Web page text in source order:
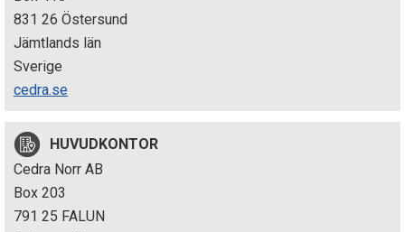
t
i
o
n
e
n
831 26 Östersund
Jämtlands län
Sverige
cedra.se
HUVUDKONTOR
Cedra Norr AB
Box 203
791 25 FALUN